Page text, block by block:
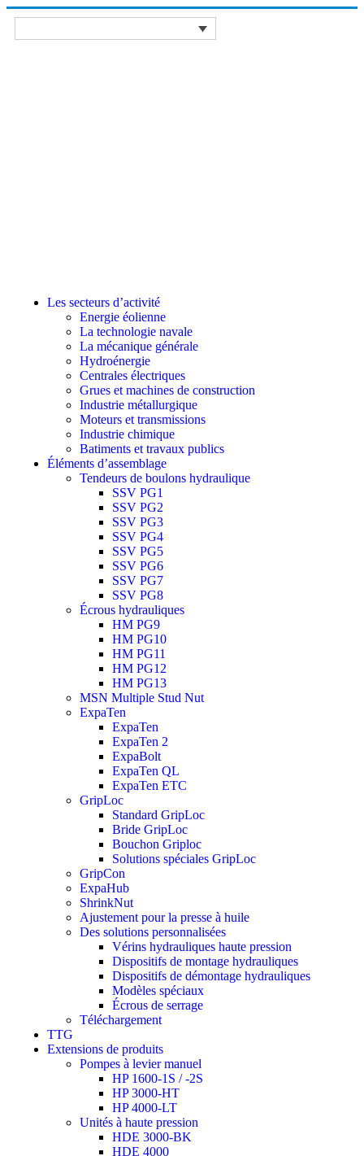
Les secteurs d’activité
Energie éolienne
La technologie navale
La mécanique générale
Hydroénergie
Centrales électriques
Grues et machines de construction
Industrie métallurgique
Moteurs et transmissions
Industrie chimique
Batiments et travaux publics
Éléments d’assemblage
Tendeurs de boulons hydraulique
SSV PG1
SSV PG2
SSV PG3
SSV PG4
SSV PG5
SSV PG6
SSV PG7
SSV PG8
Écrous hydrauliques
HM PG9
HM PG10
HM PG11
HM PG12
HM PG13
MSN Multiple Stud Nut
ExpaTen
ExpaTen
ExpaTen 2
ExpaBolt
ExpaTen QL
ExpaTen ETC
GripLoc
Standard GripLoc
Bride GripLoc
Bouchon Griploc
Solutions spéciales GripLoc
GripCon
ExpaHub
ShrinkNut
Ajustement pour la presse à huile
Des solutions personnalisées
Vérins hydrauliques haute pression
Dispositifs de montage hydrauliques
Dispositifs de démontage hydrauliques
Modèles spéciaux
Écrous de serrage
Téléchargement
TTG
Extensions de produits
Pompes à levier manuel
HP 1600-1S / -2S
HP 3000-HT
HP 4000-LT
Unités à haute pression
HDE 3000-BK
HDE 4000